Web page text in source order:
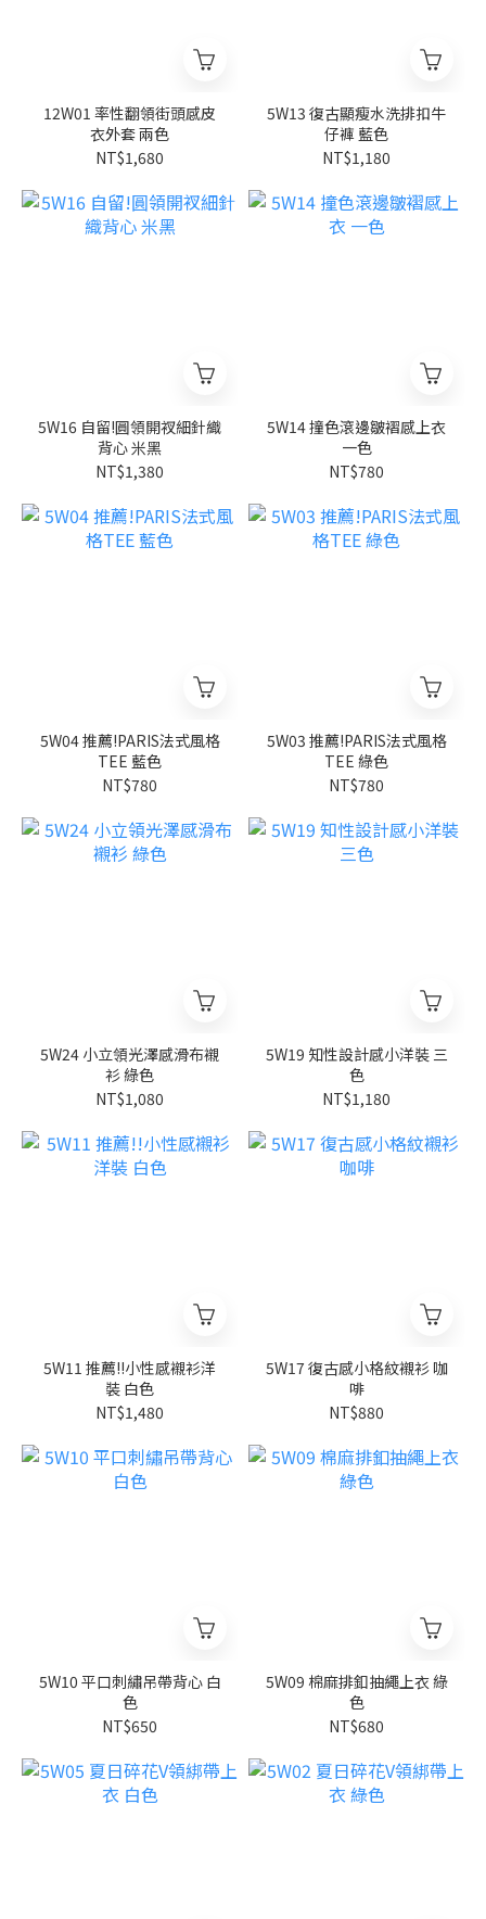
12W01 率性翻領街頭感皮
衣外套 兩色
NT$1,680
5W13 復古顯瘦水洗排扣牛
仔褲 藍色
NT$1,180
5W16 自留!圓領開衩細針織
背心 米黑
NT$1,380
5W14 撞色滾邊皺褶感上衣
一色
NT$780
5W04 推薦!PARIS法式風格
TEE 藍色
NT$780
5W03 推薦!PARIS法式風格
TEE 綠色
NT$780
5W24 小立領光澤感滑布襯
衫 綠色
NT$1,080
5W19 知性設計感小洋裝 三
色
NT$1,180
5W11 推薦!!小性感襯衫洋
裝 白色
NT$1,480
5W17 復古感小格紋襯衫 咖
啡
NT$880
5W10 平口刺繡吊帶背心 白
色
NT$650
5W09 棉麻排釦抽繩上衣 綠
色
NT$680